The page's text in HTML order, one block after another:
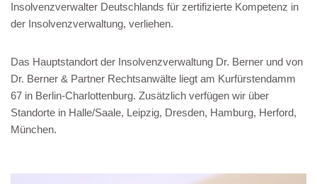
Insolvenzverwalter Deutschlands für zertifizierte Kompetenz in
der Insolvenzverwaltung, verliehen.
Das Hauptstandort der Insolvenzverwaltung Dr. Berner und von
Dr. Berner & Partner Rechtsanwälte liegt am Kurfürstendamm
67 in Berlin-Charlottenburg. Zusätzlich verfügen wir über
Standorte in Halle/Saale, Leipzig, Dresden, Hamburg, Herford,
München.